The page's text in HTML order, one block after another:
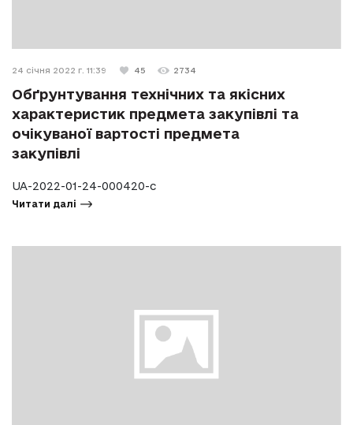
24 січня 2022 г. 11:39 45 2734
Обґрунтування технічних та якісних
характеристик предмета закупівлі та
очікуваної вартості предмета
закупівлі
UA-2022-01-24-000420-c
Читати далі